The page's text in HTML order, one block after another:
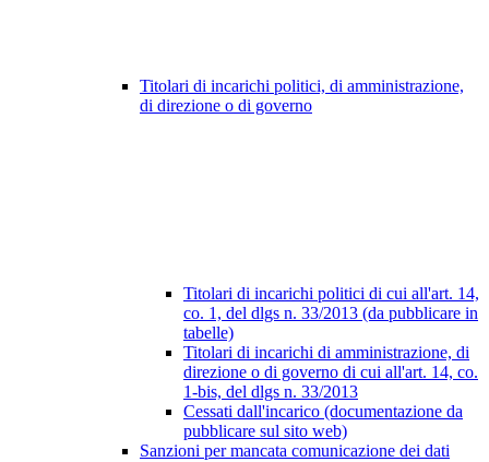
Titolari di incarichi politici, di amministrazione,
di direzione o di governo
Titolari di incarichi politici di cui all'art. 14,
co. 1, del dlgs n. 33/2013 (da pubblicare in
tabelle)
Titolari di incarichi di amministrazione, di
direzione o di governo di cui all'art. 14, co.
1-bis, del dlgs n. 33/2013
Cessati dall'incarico (documentazione da
pubblicare sul sito web)
Sanzioni per mancata comunicazione dei dati